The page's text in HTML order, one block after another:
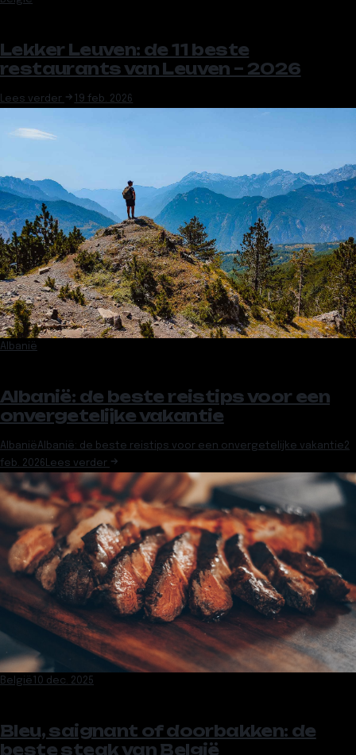
Lekker Leuven: de 11 beste
restaurants van Leuven – 2026
Lees verder 19 feb. 2026
Albanië
Albanië: de beste reistips voor een
onvergetelijke vakantie
AlbaniëAlbanië: de beste reistips voor een onvergetelijke vakantie2
feb. 2026 Lees verder
België10 dec. 2025
Bleu, saignant of doorbakken: de
beste steak van België